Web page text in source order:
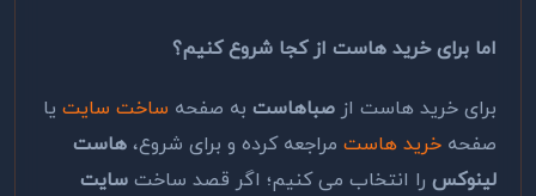
اما برای خرید هاست از کجا شروع کنیم؟
برای خرید هاست از صباهاست به صفحه ساخت سایت یا
صفحه خرید هاست مراجعه کرده و برای شروع، هاست
لینوکس را انتخاب می کنیم؛ اگر قصد ساخت سایت